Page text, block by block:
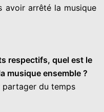
avoir arrêté la musique
respectifs, quel est le
musique ensemble ?
partager du temps